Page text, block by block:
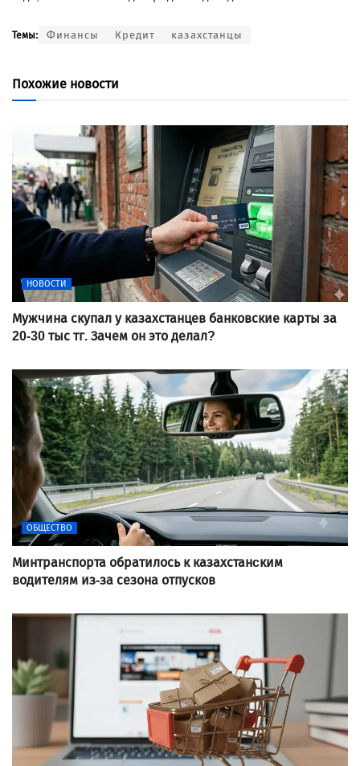
Темы: Финансы Кредит казахстанцы
Похожие новости
НОВОСТИ
Мужчина скупал у казахстанцев банковские карты за
20-30 тыс тг. Зачем он это делал?
ОБЩЕСТВО
Минтранспорта обратилось к казахстанcким
водителям из-за сезона отпусков